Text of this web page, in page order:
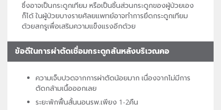
ซึ่งอาจเป็นกระดูกเทียม หรือเป็นชิ้นส่วนกระดูกของผู้ป่วยเอง
ก็ได้ ในผู้ป่วยบางรายศัลยแพทย์อาจทำการยึดกระดูกเทียม
ด้วยสกรูเพื่อเสริมความแข็งแรงอีกด้วย
ข้อดีในการผ่าตัดเชื่อมกระดูกสันหลังบริเวณคอ
ความเจ็บปวดจากการผ่าตัดน้อยมาก เนื่องจากไม่มีการ
ตัดกล้ามเนื้อออกเลย
ระยะพักฟื้นสั้นนอนรพ.เพียง 1-2คืน